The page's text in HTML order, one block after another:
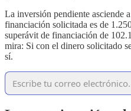
La inversión pendiente asciende
financiación solicitada es de
superávit de financiación de
mira: Si con el dinero solicitado
sí.